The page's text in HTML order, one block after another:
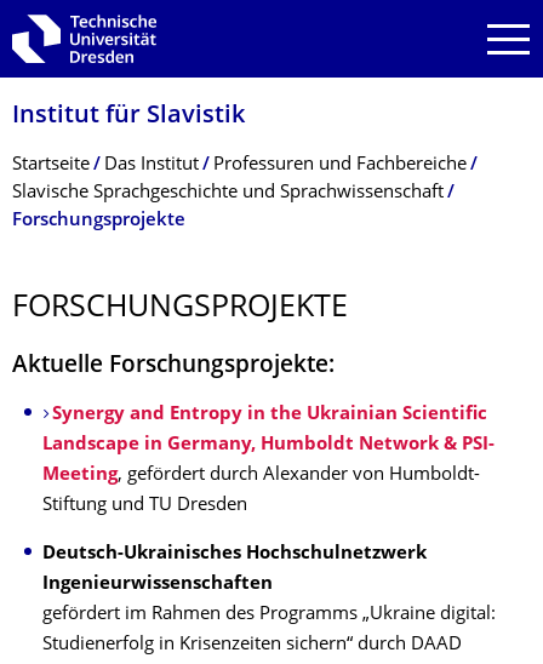
Zur Hauptnavigation springen
Zur Suche springen
Zum Inhalt springen
Institut für Slavistik
Breadcrumb-Menü
Startseite Das Institut
Professuren und Fachbereiche
Slavische Sprachgeschichte und Sprachwissenschaft
Forschungsprojekte
FORSCHUNGSPRO­JEKTE
Aktuelle Forschungsprojekte:
Synergy and Entropy in the Ukrainian Scientific
Landscape in Germany, Humboldt Network & PSI-
Meeting, gefördert durch Alexander von Humboldt-
Stiftung und TU Dresden
Deutsch-Ukrainisches Hochschulnetzwerk
Ingenieurwissenschaften
gefördert im Rahmen des Programms „Ukraine digital:
Studienerfolg in Krisenzeiten sichern“ durch DAAD